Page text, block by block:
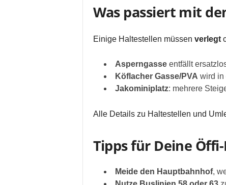
Was passiert mit
Einige Haltestellen müssen verlegt
Asperngasseentfällt
Köflacher Gasse/PVA wird in
Jakominiplatz: mehrere
Alle Details zu Haltestellen und
Tipps für Deine
Meide den Hauptbahnhof,